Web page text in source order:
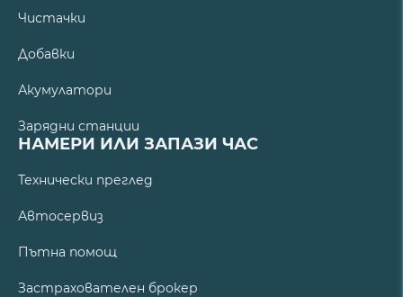
Чистачки
Добавки
Акумулатори
Зарядни станции
НАМЕРИ ИЛИ ЗАПАЗИ ЧАС
Технически преглед
Автосервиз
Пътна помощ
Застрахователен брокер